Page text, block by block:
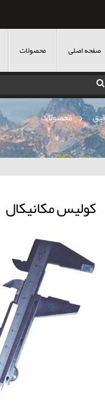
صفحه اصلی محصولات
» محصولات
کولیس مکانیکال